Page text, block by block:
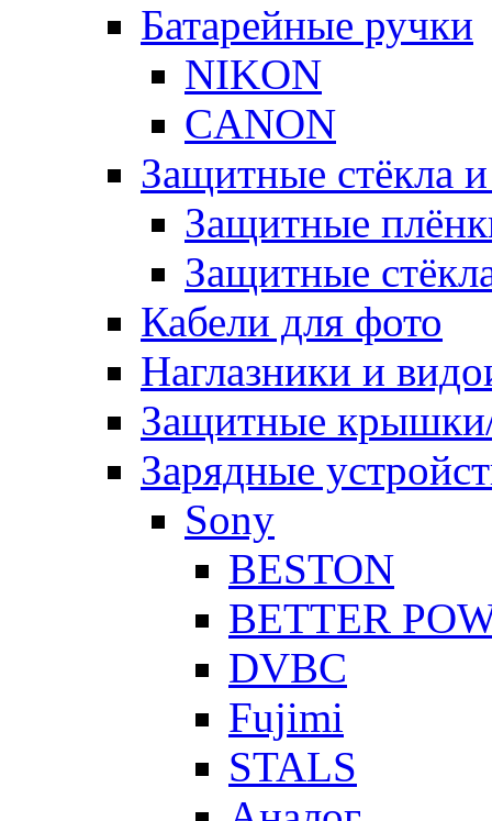
Батарейные ручки
NIKON
CANON
Защитные стёкла
Защитные
Защитные
Кабели для фото
Наглазники и
Защитные
Зарядные
Sony
BESTON
BETTER
DVBC
Fujimi
STALS